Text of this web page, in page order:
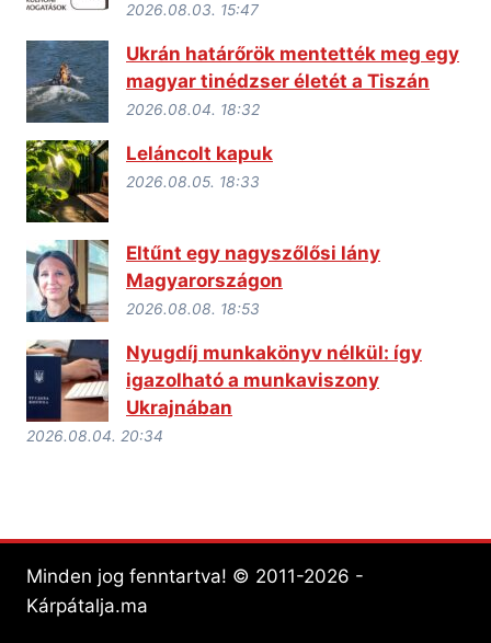
2026.08.03. 15:47
Ukrán határőrök mentették meg egy
magyar tinédzser életét a Tiszán
2026.08.04. 18:32
Leláncolt kapuk
2026.08.05. 18:33
Eltűnt egy nagyszőlősi lány
Magyarországon
2026.08.08. 18:53
Nyugdíj munkakönyv nélkül: így
igazolható a munkaviszony
Ukrajnában
2026.08.04. 20:34
Minden jog fenntartva! © 2011-2026 -
Kárpátalja.ma